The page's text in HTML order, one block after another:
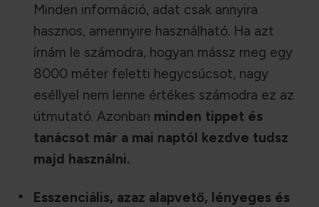
Minden információ, adat csak annyira
hasznos, amennyire használható. Ha azt
írnám le számodra, hogyan mássz meg egy
8000 méter feletti hegycsúcsot, nagy
eséllyel nem lenne értékes számodra ez az
útmutató. Azonban minden tippet és
tanácsot már a mai naptól kezdve tudsz
majd használni.
Esszenciális, azaz alapvető, lényeges és